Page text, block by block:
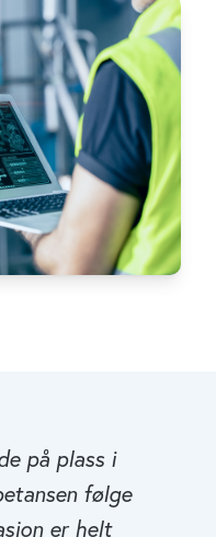
på plass i
følge
er helt